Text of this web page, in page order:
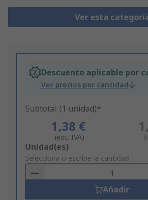
Ver esta
Descuento aplicable por
Ver precios por cantidad
Subtotal (1 unidad)*
1,38 €
(exc. IVA)
Add
to
Basket
Unidad(es)
Selecciona o escribe la cantidad
Añadir